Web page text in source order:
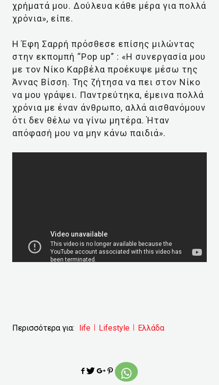
χρήματά μου. Δούλευα κάθε μέρα για πολλά
χρόνια», είπε.
Η Έφη Σαρρή πρόσθεσε επίσης μιλώντας
στην εκπομπή “Pop up” : «Η συνεργασία μου
με τον Νίκο Καρβέλα προέκυψε μέσω της
Άννας Βίσση. Της ζήτησα να πει στον Νίκο
να μου γράψει. Παντρεύτηκα, έμεινα πολλά
χρόνια με έναν άνθρωπο, αλλά αισθανόμουν
ότι δεν θέλω να γίνω μητέρα. Ήταν
απόφασή μου να μην κάνω παιδιά».
Περισσότερα για: life Lifestyle Ελλάδα